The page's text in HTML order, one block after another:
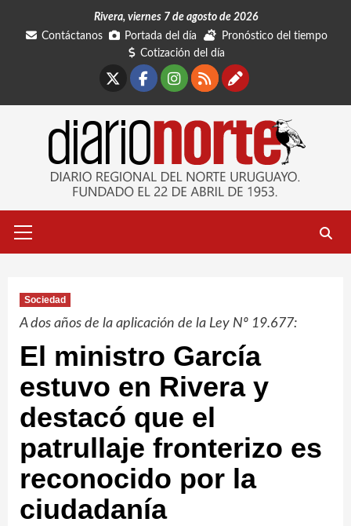
Rivera, viernes 7 de agosto de 2026
Contáctanos
Portada del día
Pronóstico del tiempo
Cotización del día
Facebook
Instagram
RSSContáctanos
primario
Sociedad
A dos años de la aplicación de la Ley Nº 19.677:
El ministro García
estuvo en Rivera y
destacó que el
patrullaje fronterizo es
reconocido por la
ciudadanía